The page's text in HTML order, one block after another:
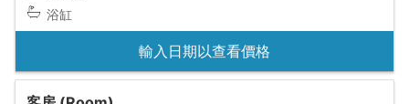
浴缸
輸入日期以查看價格